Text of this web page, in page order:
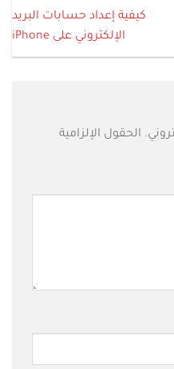
كيفية إعداد حسابات البريد
الإلكتروني على iPhone
الحقول الإلزامية